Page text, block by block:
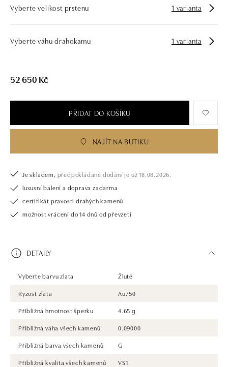
Vyberte velikost prstenu 1 varianta
Vyberte váhu drahokamu 1 varianta
52 650 Kč
PŘIDAT DO KOŠÍKU
NAJÍT NA BUTIKU
Je skladem, předpokládané dodání je už 18.08.2026.
luxusní balení a doprava zadarma
certifikát pravosti drahých kamenů
možnost vrácení do 14 dnů od převzetí
DETAILY
Vyberte barvu zlata
Žluté
Ryzost zlata
Au750
Přibližná hmotnost šperku
4.65 g
Přibližná váha všech kamenů
0.09000
Přibližná barva všech kamenů
G
Přibližná kvalita všech kamenů
VS1